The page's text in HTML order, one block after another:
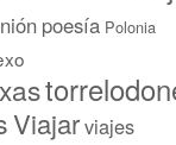
poesía Polonia
Viajarviajes